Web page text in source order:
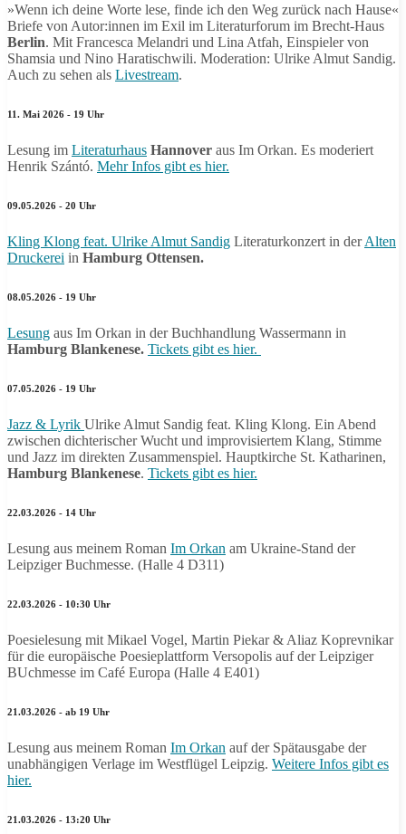
»Wenn ich deine Worte lese, finde ich den Weg zurück nach Hause«
Briefe von Autor:innen im Exil im Literaturforum im Brecht-Haus
Berlin. Mit Francesca Melandri und Lina Atfah, Einspieler von
Shamsia und Nino Haratischwili. Moderation: Ulrike Almut Sandig.
Auch zu sehen als Livestream.
11. Mai 2026 - 19 Uhr
Lesung im Literaturhaus Hannover aus Im Orkan. Es moderiert
Henrik Szántó. Mehr Infos gibt es hier.
09.05.2026 - 20 Uhr
Kling Klong feat. Ulrike Almut Sandig Literaturkonzert in derAlten
Druckerei in Hamburg Ottensen.
08.05.2026 - 19 Uhr
Lesung aus Im Orkan in der Buchhandlung Wassermann in
Hamburg Blankenese. Tickets gibt es hier.
07.05.2026 - 19 Uhr
Jazz & Lyrik Ulrike Almut Sandig feat. Kling Klong. Ein Abend
zwischen dichterischer Wucht und improvisiertem Klang, Stimme
und Jazz im direkten Zusammenspiel. Hauptkirche St. Katharinen,
Hamburg Blankenese. Tickets gibt es hier.
22.03.2026 - 14 Uhr
Lesung aus meinem Roman Im Orkan am Ukraine-Stand der
Leipziger Buchmesse. (Halle 4 D311)
22.03.2026 - 10:30 Uhr
Poesielesung mit Mikael Vogel, Martin Piekar & Aliaz Koprevnikar
für die europäische Poesieplattform Versopolis auf der Leipziger
BUchmesse im Café Europa (Halle 4 E401)
21.03.2026 - ab 19 Uhr
Lesung aus meinem Roman Im Orkan auf der Spätausgabe der
unabhängigen Verlage im Westflügel Leipzig. Weitere Infos gibt es
hier.
21.03.2026 - 13:20 Uhr